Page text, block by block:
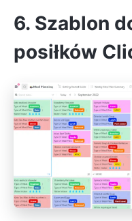
6. Szablon
posiłków